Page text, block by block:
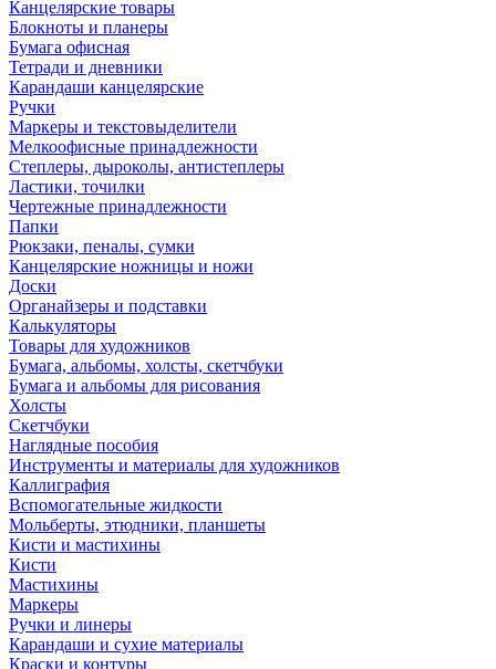
Канцелярские товары
Блокноты и планеры
Бумага офисная
Тетради и дневники
Карандаши канцелярские
Ручки
Маркеры и текстовыделители
Мелкоофисные принадлежности
Степлеры, дыроколы, антистеплеры
Ластики, точилки
Чертежные принадлежности
Папки
Рюкзаки, пеналы, сумки
Канцелярские ножницы и ножи
Доски
Органайзеры и подставки
Калькуляторы
Товары для художников
Бумага, альбомы, холсты, скетчбуки
Бумага и альбомы для рисования
Холсты
Скетчбуки
Наглядные пособия
Инструменты и материалы для художников
Каллиграфия
Вспомогательные жидкости
Мольберты, этюдники, планшеты
Кисти и мастихины
Кисти
Мастихины
Маркеры
Ручки и линеры
Карандаши и сухие материалы
Краски и контуры